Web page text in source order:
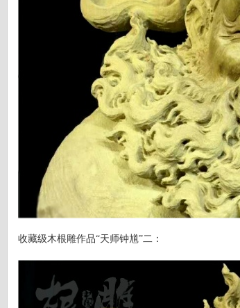
收藏级木根雕作品“天师钟馗”二：